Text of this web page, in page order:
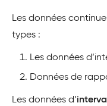
Les données
types :
Les données
Données de
Les données d’